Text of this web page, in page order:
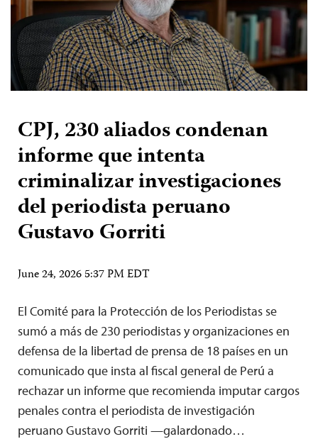
CPJ, 230 aliados condenan
informe que intenta
criminalizar investigaciones
del periodista peruano
Gustavo Gorriti
June 24, 2026 5:37 PM EDT
El Comité para la Protección de los Periodistas se
sumó a más de 230 periodistas y organizaciones en
defensa de la libertad de prensa de 18 países en un
comunicado que insta al fiscal general de Perú a
rechazar un informe que recomienda imputar cargos
penales contra el periodista de investigación
peruano Gustavo Gorriti —galardonado…